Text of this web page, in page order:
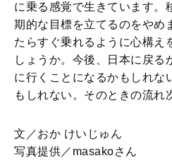
に乗る感覚で生きています。
期的な目標を立てるのをやめ
たらすぐ乗れるように心構え
しょうか。今後、日本に戻る
に行くことになるかもしれな
もしれない。そのときの流れ
文／おか けいじゅん
写真提供／masakoさん